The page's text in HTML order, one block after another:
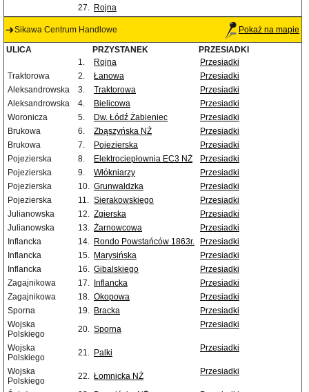
27. Rojna
Sikawa Centrum Handlowe Pokaż na mapie
ULICA PRZYSTANEK
PRZESIADKI
1.
Rojna
Przesiadki
Traktorowa
2. Łanowa
Przesiadki
Aleksandrowska
3. Traktorowa
Przesiadki
Aleksandrowska
4. Bielicowa
Przesiadki
Woronicza
5. Dw. Łódź Żabieniec
Przesiadki
Brukowa
6. Zbąszyńska NŻ
Przesiadki
Brukowa
7. Pojezierska
Przesiadki
Pojezierska
8. Elektrociepłownia EC3 NŻ
Przesiadki
Pojezierska
9. Włókniarzy
Przesiadki
Pojezierska
10. Grunwaldzka
Przesiadki
Pojezierska
11. Sierakowskiego
Przesiadki
Julianowska
12. Zgierska
Przesiadki
Julianowska
13. Żarnowcowa
Przesiadki
Inflancka
14. Rondo Powstańców 1863r.
Przesiadki
Inflancka
15. Marysińska
Przesiadki
Inflancka
16. Gibalskiego
Przesiadki
Zagajnikowa
17. Inflancka
Przesiadki
Zagajnikowa
18. Okopowa
Przesiadki
Sporna
19. Bracka
Przesiadki
Wojska
Polskiego
20. Sporna Przesiadki
Wojska
Polskiego
21. Palki Przesiadki
Wojska
Polskiego
22. Łomnicka NŻ Przesiadki